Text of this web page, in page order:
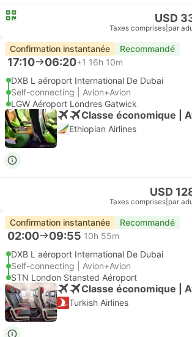
USD
Taxes comprises par
Confirmation instantanée Recommandé
17:10 06:20+1 16h 10m
DXB L aéroport International De Dubai
Self-connecting | Avion+Avion
LGW Aéroport Londres Gatwick
Classe économique |
Ethiopian Airlines
USD
Taxes comprises par
Confirmation instantanée Recommandé
02:00 09:55 10h 55m
DXB L aéroport International De Dubai
Self-connecting | Avion+Avion
STN London Stansted Aéroport
Classe économique |
Turkish Airlines